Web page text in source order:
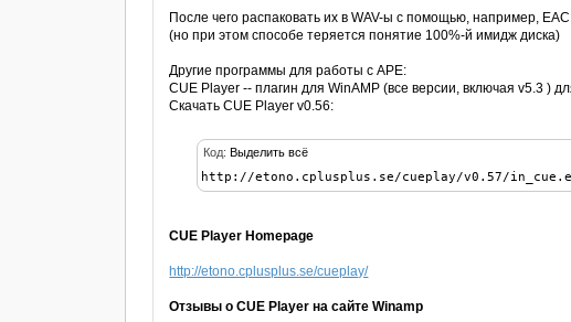
После чего распаковать их в WAV-ы с помощью, например,
(но при этом способе теряется понятие 100%-й имидж диска)
Другие программы для работы с APE:
CUE Player -- плагин для WinAMP (все версии, включая v5.3 )
Скачать CUE Player v0.56:
Код:Выделить всё
http://etono.cplusplus.se/cueplay/v0.57/
CUE Player Homepage
http://etono.cplusplus.se/cueplay/
Отзывы о CUE Player на сайте Winamp